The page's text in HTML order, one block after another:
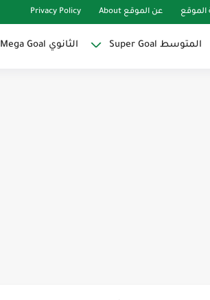
عن الموقع About Privacy Policy
المتوسط Super Goal الثانوي Mega Goal